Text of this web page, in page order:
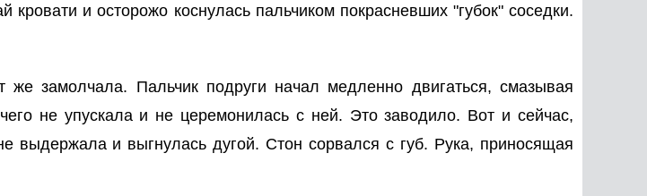
и осторожо коснулась пальчиком покрасневших "губок" соседки.
замолчала. Пальчик подруги начал медленно двигаться, смазывая
не упускала и не церемонилась с ней. Это заводило. Вот и сейчас,
выдержала и выгнулась дугой. Стон сорвался с губ. Рука, приносящая